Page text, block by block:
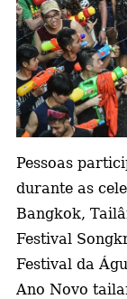
Pessoas
durante as
Bangkok,
Festival
Festival da
Ano Novo